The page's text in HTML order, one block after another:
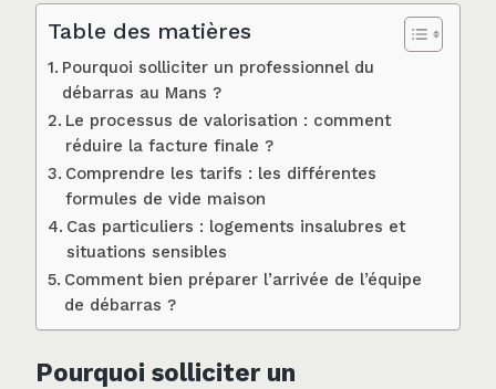
Table des matières
Pourquoi solliciter un professionnel du
débarras au Mans ?
Le processus de valorisation : comment
réduire la facture finale ?
Comprendre les tarifs : les différentes
formules de vide maison
Cas particuliers : logements insalubres et
situations sensibles
Comment bien préparer l’arrivée de l’équipe
de débarras ?
Pourquoi solliciter un